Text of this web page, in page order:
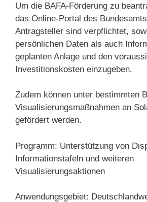
Um die BAFA-Förderung zu
das Online-Portal des
Antragsteller sind verpflichtet,
persönlichen Daten als auch
geplanten Anlage und den
Investitionskosten einzugeben.
Zudem können unter bestimmten
Visualisierungsmaßnahmen an
gefördert werden.
Programm: Unterstützung von
Informationstafeln und weiteren
Visualisierungsaktionen
Anwendungsgebiet: